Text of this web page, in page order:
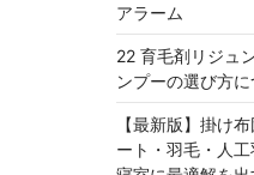
アラーム
22 育毛剤リジュ
ンプーの選び方
【最新版】掛け
ート・羽毛・人